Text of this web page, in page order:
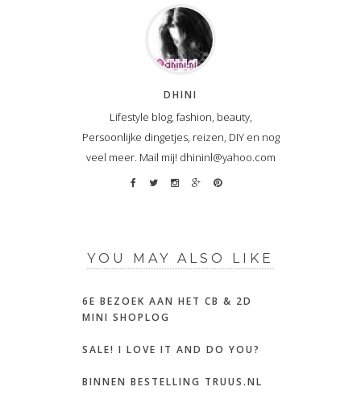
DHINI
Lifestyle blog, fashion, beauty,
Persoonlijke dingetjes, reizen, DIY en nog
veel meer. Mail mij! dhininl@yahoo.com
YOU MAY ALSO LIKE
6E BEZOEK AAN HET CB & 2D
MINI SHOPLOG
SALE! I LOVE IT AND DO YOU?
BINNEN BESTELLING TRUUS.NL